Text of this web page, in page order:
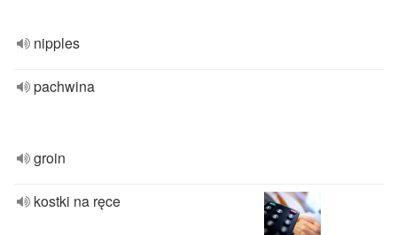
nipples
pachwina
groin
kostki na ręce